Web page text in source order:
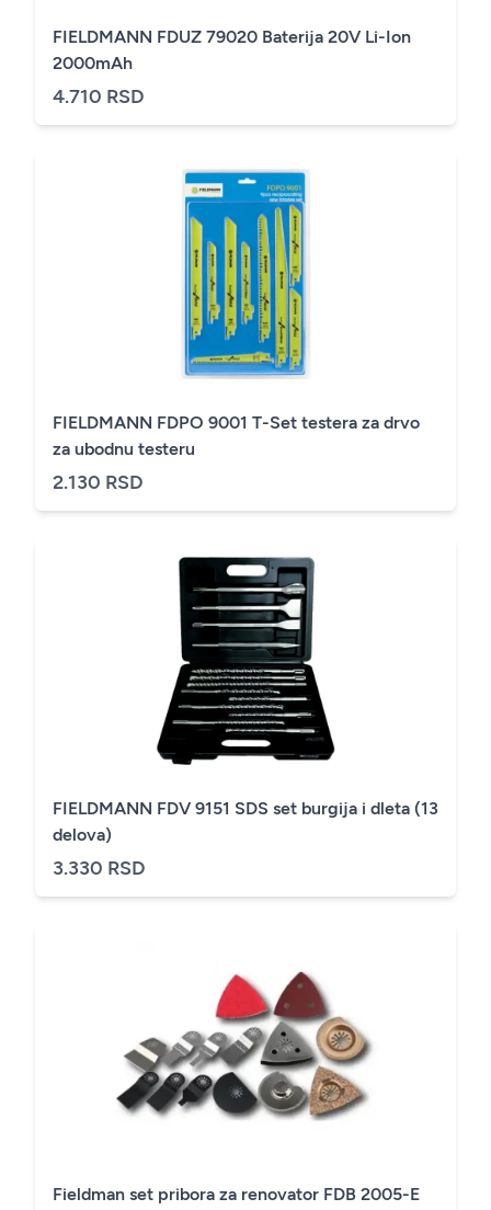
FIELDMANN FDUZ 79020 Baterija 20V Li-Ion
2000mAh
4.710 RSD
FIELDMANN FDPO 9001 T-Set testera za drvo
za ubodnu testeru
2.130 RSD
FIELDMANN FDV 9151 SDS set burgija i dleta (13
delova)
3.330 RSD
Fieldman set pribora za renovator FDB 2005-E